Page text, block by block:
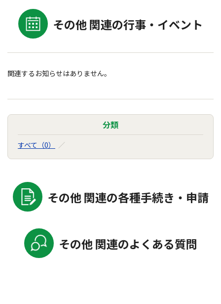
その他 関連の行事・イベント
関連するお知らせはありません。
分類
すべて（0）
その他 関連の各種手続き・申請
その他 関連のよくある質問